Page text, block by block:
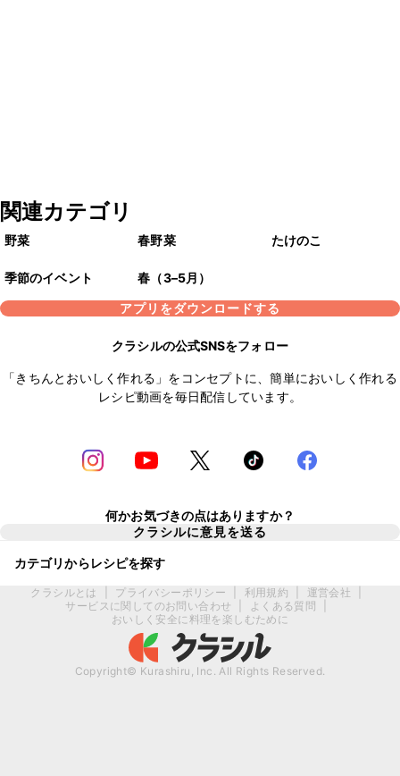
関連カテゴリ
野菜 春野菜 たけのこ
季節のイベント
春（3–5月）
アプリをダウンロードする
クラシルの公式SNSをフォロー
「きちんとおいしく作れる」をコンセプトに、簡単においしく作れる
レシピ動画を毎日配信しています。
何かお気づきの点はありますか？
クラシルに意見を送る
カテゴリからレシピを探す
クラシルとは プライバシーポリシー 利用規約 運営会社
サービスに関してのお問い合わせ
よくある質問
おいしく安全に料理を楽しむために
Copyright© Kurashiru, Inc. All Rights Reserved.